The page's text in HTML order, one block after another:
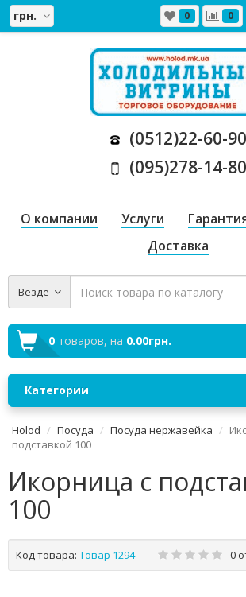
грн. 0 0
(0512)22-60-90
(095)278-14-80
О компании Услуги
Доставка
Везде
0 товаров, на 0.00грн.
Категории
Holod Посуда Посуда нержавейка
подставкой 100
Икорница с
100
Код товара: Товар 1294 0